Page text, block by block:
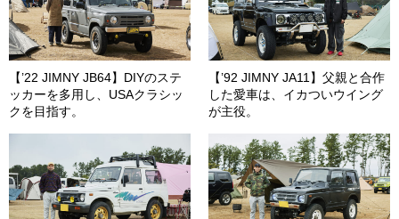
【’22 JIMNY JB64】DIYのステ
ッカーを多用し、USAクラシッ
クを目指す。
【’92 JIMNY JA11】父親と合作
した愛車は、イカついウイング
が主役。